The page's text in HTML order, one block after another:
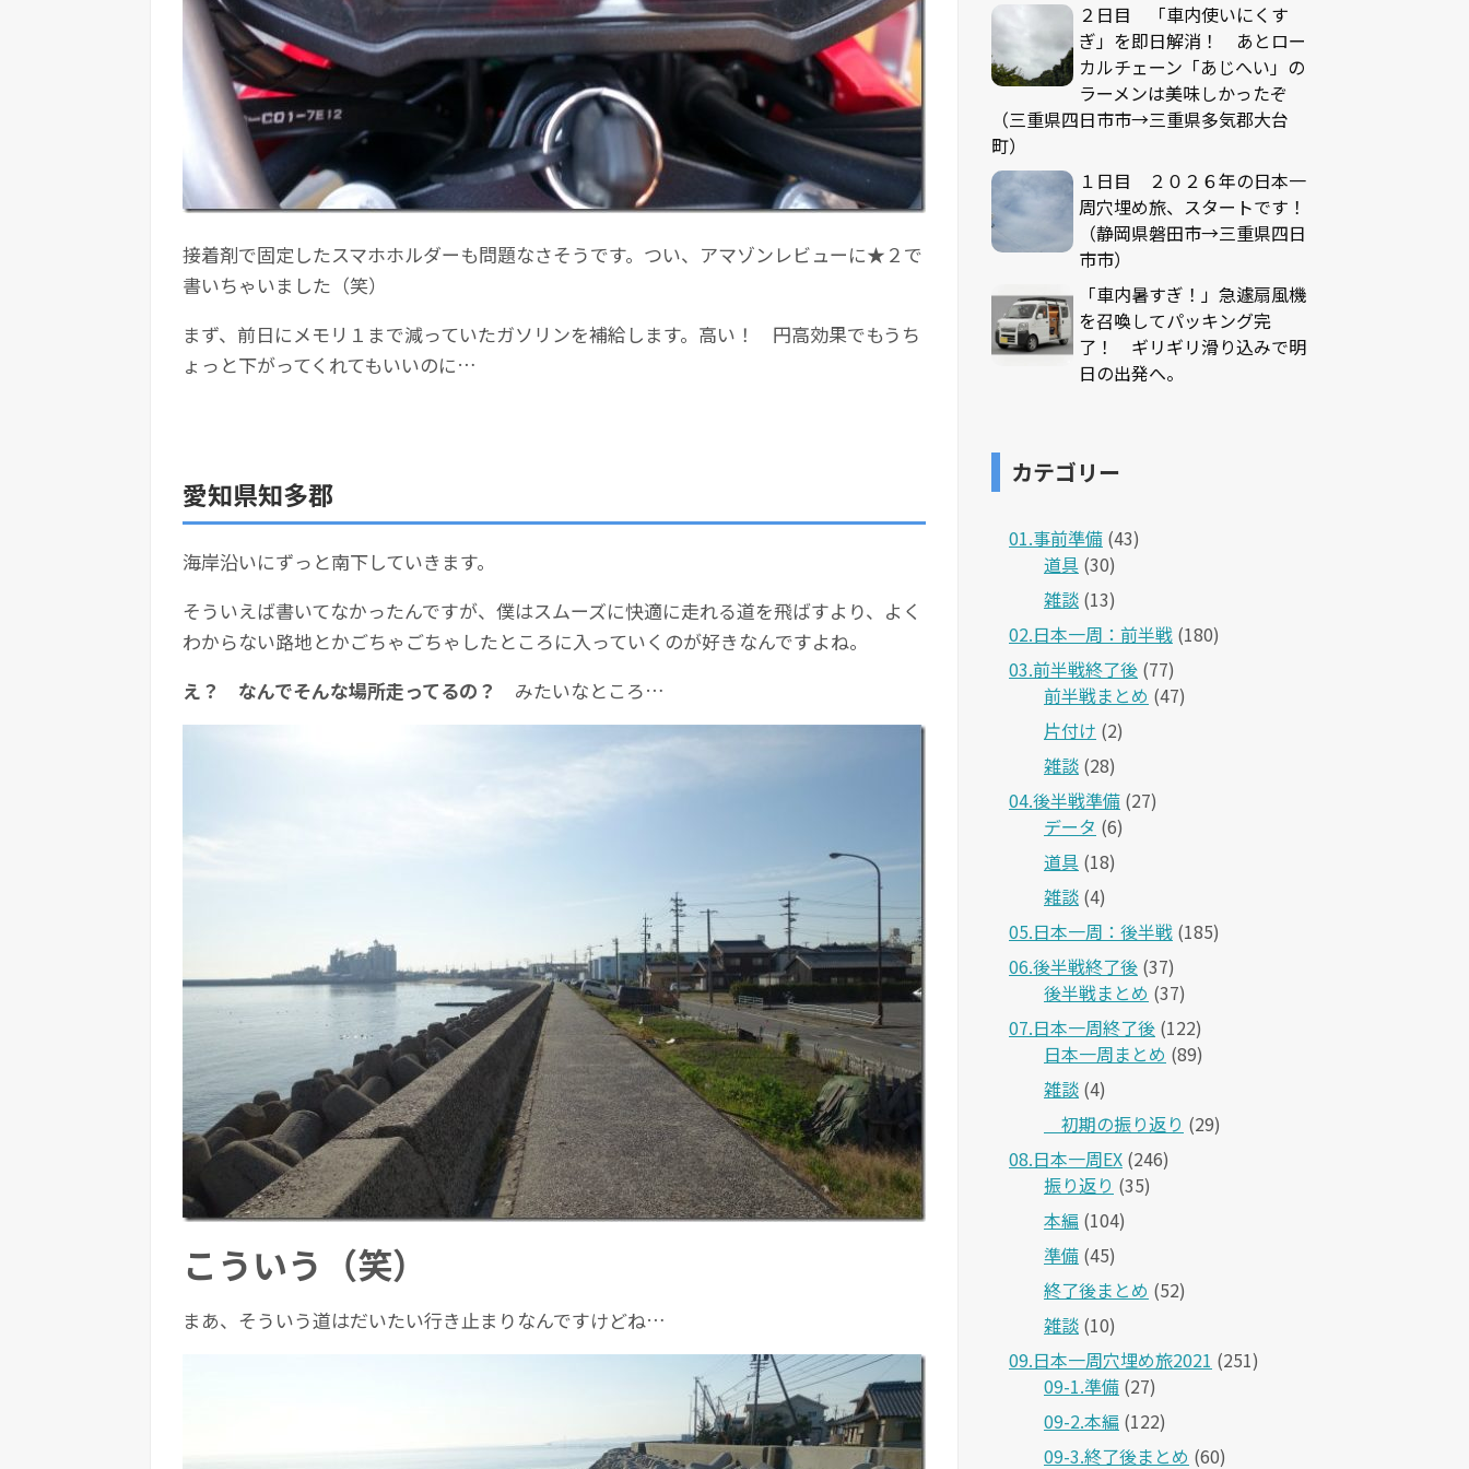
接着剤で固定したスマホホルダーも問題なさそうです。つい、アマゾンレビューに★２で
書いちゃいました（笑）
まず、前日にメモリ１まで減っていたガソリンを補給します。高い！ 円高効果でもうち
ょっと下がってくれてもいいのに…
愛知県知多郡
海岸沿いにずっと南下していきます。
そういえば書いてなかったんですが、僕はスムーズに快適に走れる道を飛ばすより、よく
わからない路地とかごちゃごちゃしたところに入っていくのが好きなんですよね。
え？ なんでそんな場所走ってるの？
みたいなところ…
こういう（笑）
まあ、そういう道はだいたい行き止まりなんですけどね…
２日目 「車内使いにくす
ぎ」を即日解消！ あとロー
カルチェーン「あじへい」の
ラーメンは美味しかったぞ
（三重県四日市市→三重県多気郡大台
町）
１日目 ２０２６年の日本一
周穴埋め旅、スタートです！
（静岡県磐田市→三重県四日
市市）
「車内暑すぎ！」急遽扇風機
を召喚してパッキング完
了！ ギリギリ滑り込みで明
日の出発へ。
カテゴリー
01.事前準備 (43)
道具 (30)
雑談 (13)
02.日本一周：前半戦 (180)
03.前半戦終了後 (77)
前半戦まとめ (47)
片付け (2)
雑談 (28)
04.後半戦準備 (27)
データ (6)
道具 (18)
雑談 (4)
05.日本一周：後半戦 (185)
06.後半戦終了後 (37)
後半戦まとめ (37)
07.日本一周終了後 (122)
日本一周まとめ (89)
雑談 (4)
＿初期の振り返り (29)
08.日本一周EX (246)
振り返り (35)
本編 (104)
準備 (45)
終了後まとめ (52)
雑談 (10)
09.日本一周穴埋め旅2021 (251)
09-1.準備 (27)
09-2.本編 (122)
09-3.終了後まとめ (60)